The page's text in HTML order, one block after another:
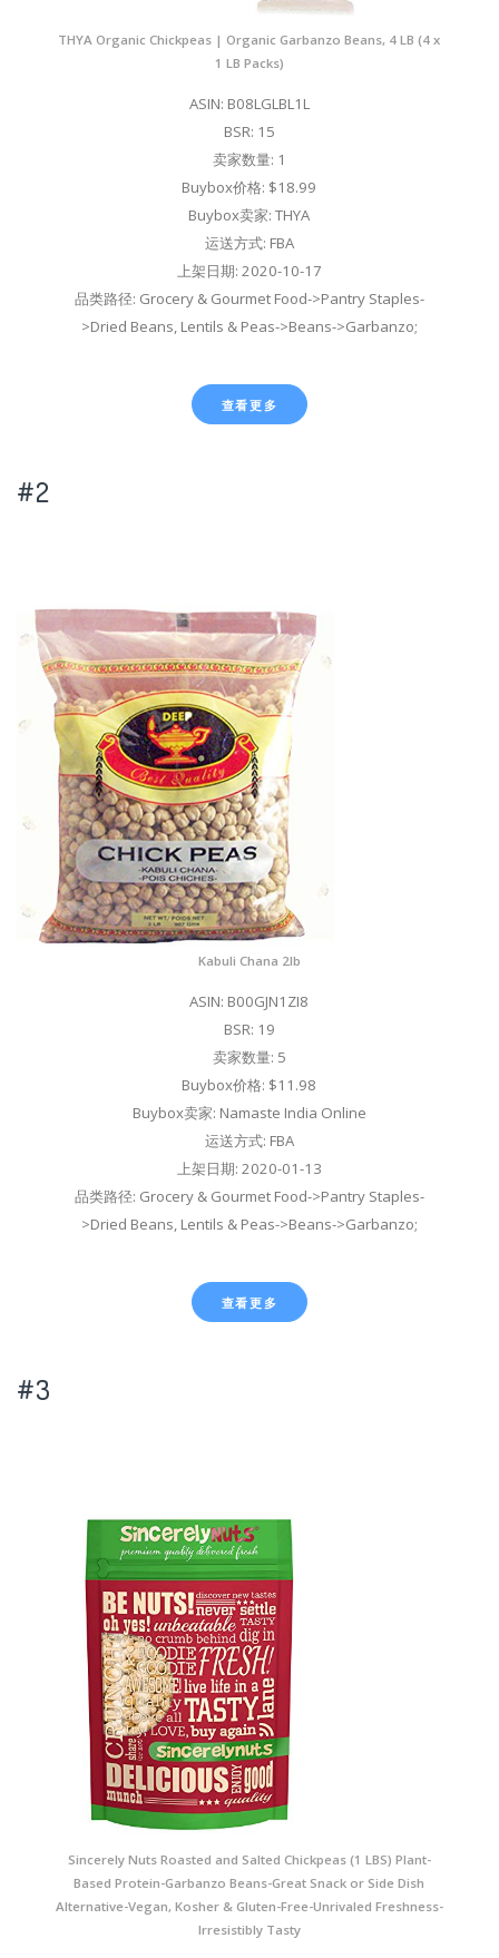
THYA Organic Chickpeas | Organic Garbanzo Beans, 4 LB (4 x
1 LB Packs)
ASIN: B08LGLBL1L
BSR: 15
卖家数量: 1
Buybox价格: $18.99
Buybox卖家: THYA
运送方式: FBA
上架日期: 2020-10-17
品类路径: Grocery & Gourmet Food->Pantry Staples-
>Dried Beans, Lentils & Peas->Beans->Garbanzo;
查看更多
#2
Kabuli Chana 2lb
ASIN: B00GJN1ZI8
BSR: 19
卖家数量: 5
Buybox价格: $11.98
Buybox卖家: Namaste India Online
运送方式: FBA
上架日期: 2020-01-13
品类路径: Grocery & Gourmet Food->Pantry Staples-
>Dried Beans, Lentils & Peas->Beans->Garbanzo;
查看更多
#3
Sincerely Nuts Roasted and Salted Chickpeas (1 LBS) Plant-
Based Protein-Garbanzo Beans-Great Snack or Side Dish
Alternative-Vegan, Kosher & Gluten-Free-Unrivaled Freshness-
Irresistibly Tasty